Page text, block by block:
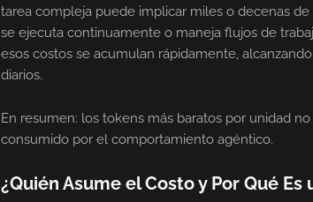
tarea compleja puede implicar miles o decenas
se ejecuta continuamente o maneja flujos de
esos costos se acumulan rápidamente,
diarios.
En resumen: los tokens más baratos por unidad
consumido por el comportamiento agéntico.
¿Quién Asume el Costo y Por Qué Es